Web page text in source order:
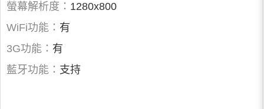
螢幕解析度： 1280x800
WiFi功能： 有
3G功能： 有
藍牙功能： 支持